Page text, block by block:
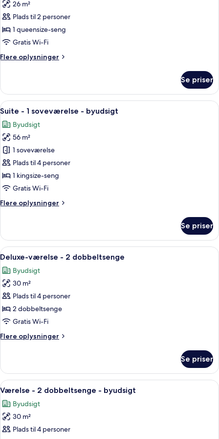
seng
billeder
af
Værelse
-
1
queensize-
26 m²
Plads til 2 personer
1 queensize-seng
Gratis Wi-Fi
Flere oplysninger
Flere
-
queensize-
Se priser
Indlæs
alle
billeder
af
Suite
-
1
soveværelse
byudsigt
Et værelse med en sofa, en lampe
9
Suite - 1 soveværelse - byudsigt
Byudsigt
56 m²
1 soveværelse
Plads til 4 personer
1 kingsize-seng
Gratis Wi-Fi
Flere oplysninger
Flere
-
soveværelse
byudsigt
Se priser
Indlæs
alle
billeder
af
Deluxe-
værelse
-
dobbeltsenge
Et hotelværelse med to senge, et
7
Deluxe-værelse - 2 dobbeltsenge
Byudsigt
30 m²
Plads til 4 personer
2 dobbeltsenge
Gratis Wi-Fi
Flere oplysninger
Flere
værelse
2
Se priser
Indlæs
alle
billeder
af
Værelse
Et hotelværelse med to senge, en
5
Værelse - 2 dobbeltsenge - byudsigt
Byudsigt
30 m²
Plads til 4 personer